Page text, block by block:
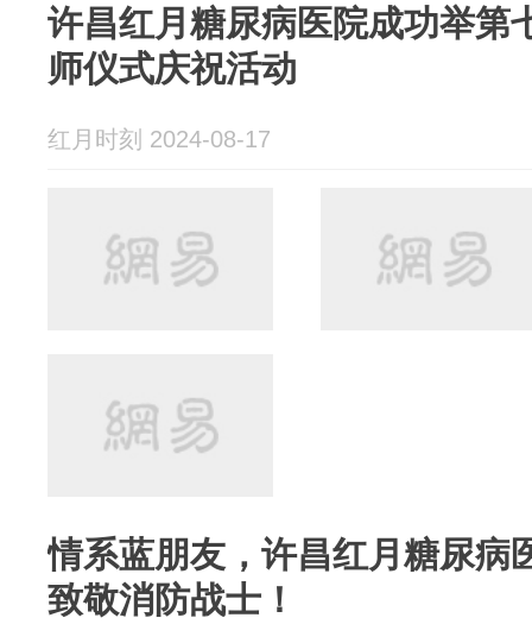
许昌红月糖尿病医院成功举第
师仪式庆祝活动
红月时刻 2024-08-17
情系蓝朋友，许昌红月糖尿病
致敬消防战士！